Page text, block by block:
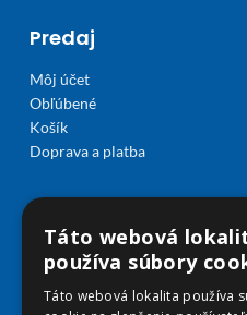
Predaj
Môj účet
Obľúbené
Košík
Doprava a platba
Táto webová
používa súbory
Táto webová lokalita používa